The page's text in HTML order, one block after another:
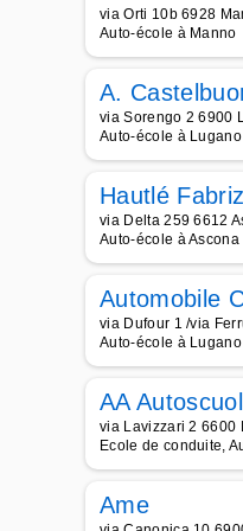
via Orti 10b 6928
Auto-école à Manno
A.
via Sorengo 2 6900
Auto-école à Lugano
Hautlé
via Delta 259 6612
Auto-école à Ascona
Automobile
via Dufour 1 /via
Auto-école à Lugano
AA
via Lavizzari 2 6600
Ecole de conduite,
Ame